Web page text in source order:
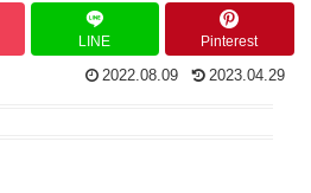
LINE Pinterest
2022.08.09 2023.04.29